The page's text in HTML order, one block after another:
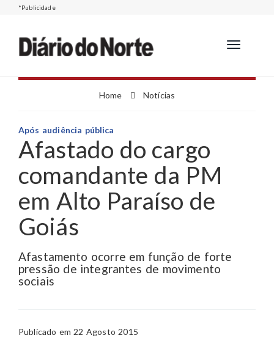
*Publicidade
Toggle
Home Notícias
Após audiência pública
Afastado do cargo
comandante da PM
em Alto Paraíso de
Goiás
Afastamento ocorre em função de forte
pressão de integrantes de movimento
sociais
Publicado em 22 Agosto 2015